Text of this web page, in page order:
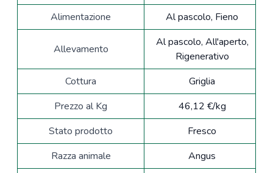
Alimentazione
Al pascolo, Fieno
Allevamento
Al pascolo, All'aperto,
Rigenerativo
Cottura
Griglia
Prezzo al Kg
46,12 €/kg
Stato prodotto
Fresco
Razza animale
Angus